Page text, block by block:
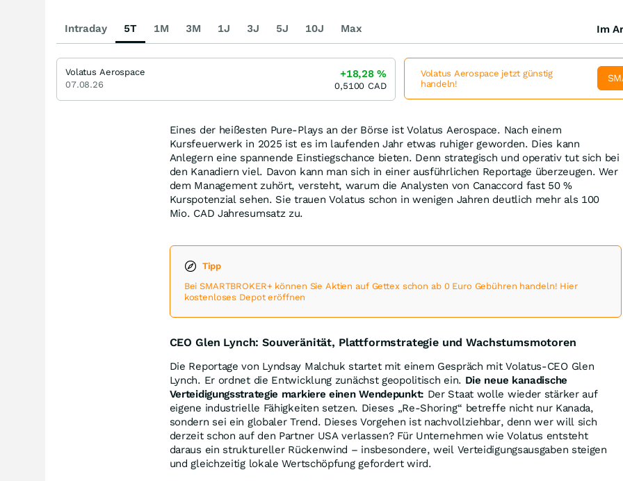
Eines der heißesten Pure-Plays an der Börse ist Volatus Aerospace. Nach einem
Kursfeuerwerk in 2025 ist es im laufenden Jahr etwas ruhiger geworden. Dies kann
Anlegern eine spannende Einstiegschance bieten. Denn strategisch und operativ tut sich bei
den Kanadiern viel. Davon kann man sich in einer ausführlichen Reportage überzeugen. Wer
dem Management zuhört, versteht, warum die Analysten von Canaccord fast 50 %
Kurspotenzial sehen. Sie trauen Volatus schon in wenigen Jahren deutlich mehr als 100
Mio. CAD Jahresumsatz zu.
Tipp
Bei SMARTBROKER+ können Sie Aktien auf Gettex schon ab 0 Euro Gebühren handeln! Hier
kostenloses Depot eröffnen
CEO Glen Lynch: Souveränität, Plattformstrategie und Wachstumsmotoren
Die Reportage von Lyndsay Malchuk startet mit einem Gespräch mit Volatus-CEO Glen
Lynch. Er ordnet die Entwicklung zunächst geopolitisch ein. Die neue kanadische
Verteidigungsstrategie markiere einen Wendepunkt: Der Staat wolle wieder stärker auf
eigene industrielle Fähigkeiten setzen. Dieses „Re-Shoring“ betreffe nicht nur Kanada,
sondern sei ein globaler Trend. Dieses Vorgehen ist nachvollziehbar, denn wer will sich
derzeit schon auf den Partner USA verlassen? Für Unternehmen wie Volatus entsteht
daraus ein struktureller Rückenwind – insbesondere, weil Verteidigungsausgaben steigen
und gleichzeitig lokale Wertschöpfung gefordert wird.
Intraday 5T 1M 3M 1J 3J 5J 10J Max Im
Volatus Aerospace
07.08.26
+18,28%
0,5100 CAD
Volatus Aerospace jetzt günstig
handeln!